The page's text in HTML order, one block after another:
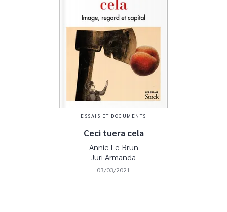
ESSAIS ET DOCUMENTS
Ceci tuera cela
Annie Le Brun
Juri Armanda
03/03/2021